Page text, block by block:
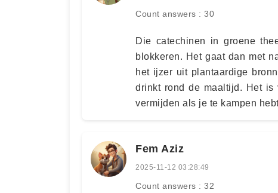
Count answers : 30
Die catechinen in groene
blokkeren. Het gaat dan met
het ijzer uit plantaardige
drinkt rond de maaltijd. Het is
vermijden als je te kampen
Fem Aziz
2025-11-12 03:28:49
Count answers : 32